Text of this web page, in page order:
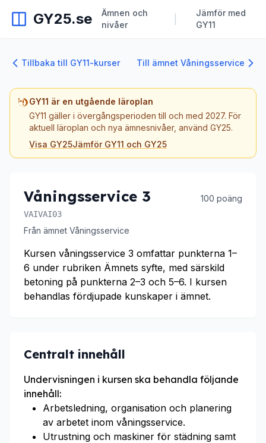
GY25.se
Ämnen och
nivåer
Jämför med
GY11
Tillbaka till GY11-kurser Till ämnet Våningsservice
GY11 är en utgående läroplan
GY11 gäller i övergångsperioden till och med 2027. För
aktuell läroplan och nya ämnesnivåer, använd GY25.
Visa GY25Jämför GY11 och GY25
Våningsservice 3 100 poäng
VAIVAI03
Från ämnet Våningsservice
Kursen våningsservice 3 omfattar punkterna 1–
6 under rubriken Ämnets syfte, med särskild
betoning på punkterna 2–3 och 5–6. I kursen
behandlas fördjupade kunskaper i ämnet.
Centralt innehåll
Undervisningen i kursen ska behandla följande
innehåll:
Arbetsledning, organisation och planering
av arbetet inom våningsservice.
Utrustning och maskiner för städning samt